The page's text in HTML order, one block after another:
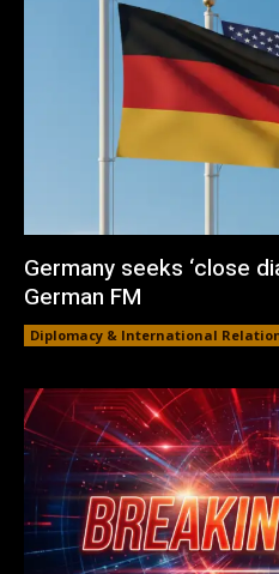
Germany seeks ‘close
German FM
Diplomacy & International